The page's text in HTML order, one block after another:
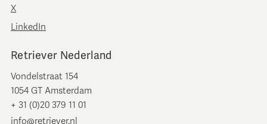
X
LinkedIn
Retriever Nederland
Vondelstraat 154
1054 GT Amsterdam
+ 31 (0)20 379 11 01
info@retriever.nl